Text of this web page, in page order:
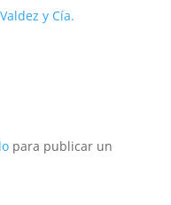
y Cía.
para publicar un